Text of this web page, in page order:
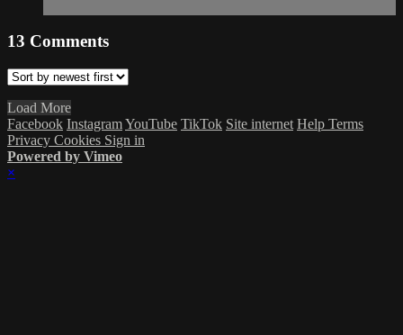
13 Comments
Load More
Facebook InstagramYouTube TikTok Site internet Help Terms
Privacy Cookies Sign in
Powered by Vimeo
×